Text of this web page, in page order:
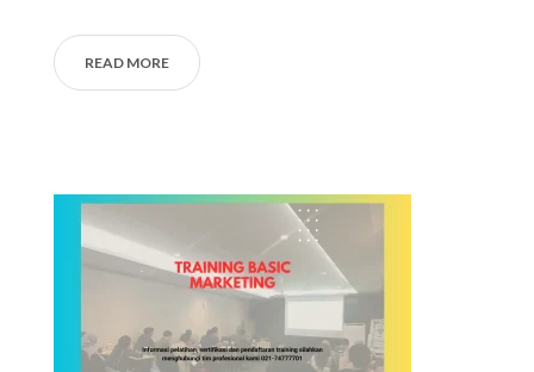
READ MORE